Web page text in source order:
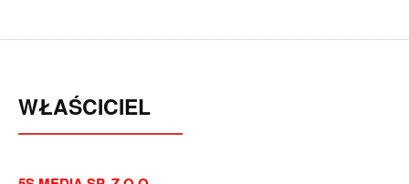
WŁAŚCICIEL